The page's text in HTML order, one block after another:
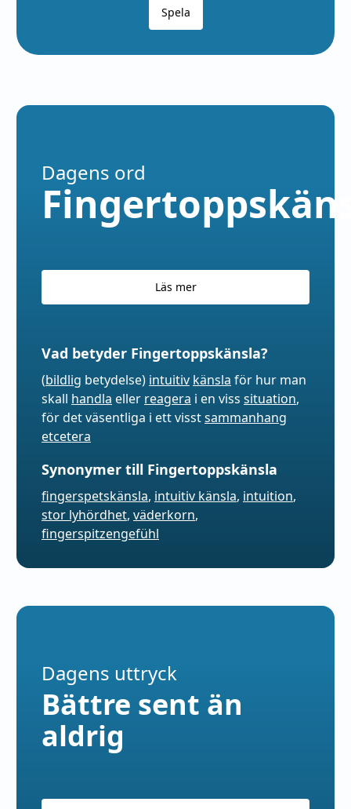
Spela
Dagens ord
Läs mer
Vad betyder Fingertoppskänsla?
(bildlig betydelse) intuitiv känsla för hur man
skall handla eller reagera i en viss situation,
för det väsentliga i ett visstsammanhang
etcetera
Synonymer till Fingertoppskänsla
fingerspetskänsla, intuitiv känsla, intuition,
stor lyhördhet, väderkorn,
fingerspitzengefühl
Dagens uttryck
Bättre sent än
aldrig